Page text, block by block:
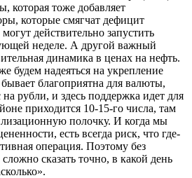
которая тоже добавляет
которые смягчат дефицит
действительно запустить
неделе. А другой важный
динамика в ценах на нефть.
будем надеяться на укрепление
благоприятна для валюты,
на рубли, и здесь поддержка идет для
приходится 10-15-го числа, там
полочку. И когда мы
есть всегда риск, что где-
операция. Поэтому без
сказать точно, в какой день